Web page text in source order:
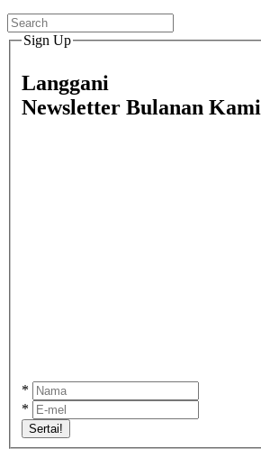
Sign Up
Langgani
Newsletter Bulanan Kami
*
*
Sertai!